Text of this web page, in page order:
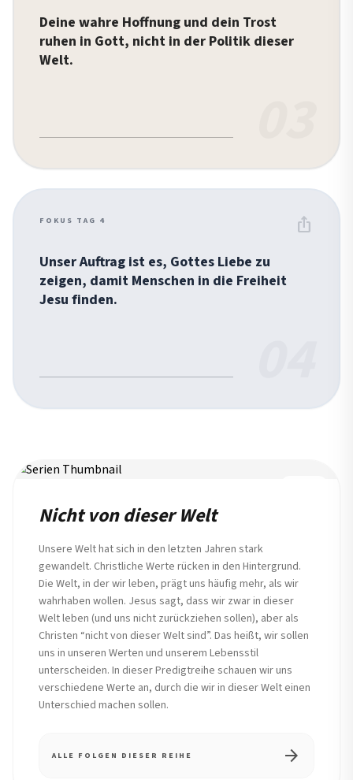
Deine wahre Hoffnung und dein Trost
ruhen in Gott, nicht in der Politik dieser
Welt.
FOKUS TAG 4 ios_share
Unser Auftrag ist es, Gottes Liebe zu
zeigen, damit Menschen in die Freiheit
Jesu finden.
Nicht von dieser Welt
Unsere Welt hat sich in den letzten Jahren stark
gewandelt. Christliche Werte rücken in den Hintergrund.
Die Welt, in der wir leben, prägt uns häufig mehr, als wir
wahrhaben wollen. Jesus sagt, dass wir zwar in dieser
Welt leben (und uns nicht zurückziehen sollen), aber als
Christen “nicht von dieser Welt sind”. Das heißt, wir sollen
uns in unseren Werten und unserem Lebensstil
unterscheiden. In dieser Predigtreihe schauen wir uns
verschiedene Werte an, durch die wir in dieser Welt einen
Unterschied machen sollen.
ALLE FOLGEN DIESER REIHE arrow_forward